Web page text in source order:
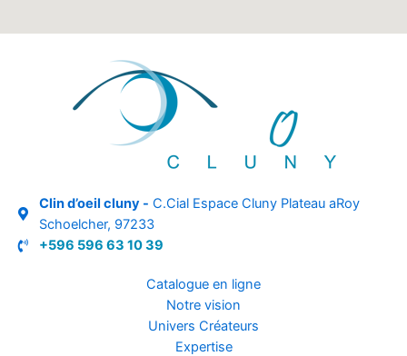
Clin d’oeil cluny - C.Cial Espace Cluny Plateau aRoy
Schoelcher, 97233
+596 596 63 10 39
Catalogue en ligne
Notre vision
Univers Créateurs
Expertise